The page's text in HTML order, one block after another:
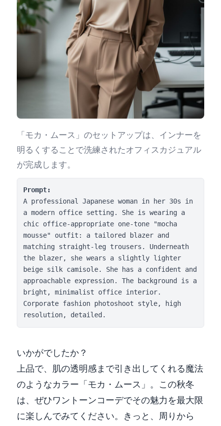
「モカ・ムース」のセットアップは、インナーを
明るくすることで洗練されたオフィスカジュアル
が完成します。
Prompt:
A professional Japanese woman in her 30s in
a modern office setting. She is wearing a
chic office-appropriate one-tone "mocha
mousse" outfit: a tailored blazer and
matching straight-leg trousers. Underneath
the blazer, she wears a slightly lighter
beige silk camisole. She has a confident and
approachable expression. The background is a
bright, minimalist office interior.
Corporate fashion photoshoot style, high
resolution, detailed.
いかがでしたか？
上品で、肌の透明感まで引き出してくれる魔法
のようなカラー「モカ・ムース」。この秋冬
は、ぜひワントーンコーデでその魅力を最大限
に楽しんでみてください。きっと、周りから